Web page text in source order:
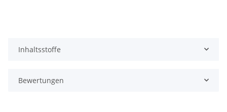
Inhaltsstoffe
Bewertungen